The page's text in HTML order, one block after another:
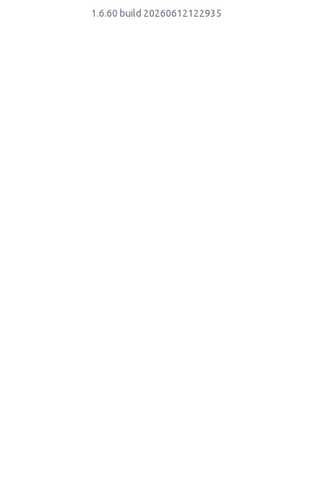
1.6.60 build 20260612122935